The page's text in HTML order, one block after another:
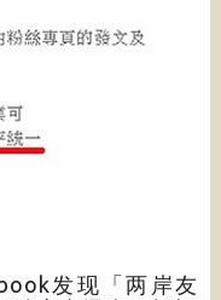
发现「两岸友